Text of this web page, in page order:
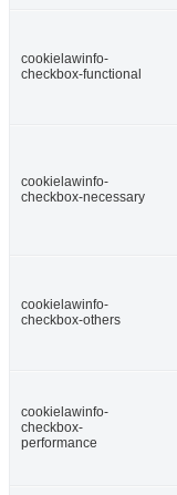
cookielawinfo-
checkbox-functional
cookielawinfo-
checkbox-necessary
cookielawinfo-
checkbox-others
cookielawinfo-
checkbox-
performance